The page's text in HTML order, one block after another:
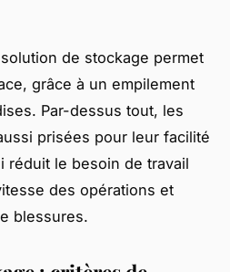
solution de stockage permet
grâce à un empilement
Par-dessus tout, les
prisées pour leur facilité
réduit le besoin de travail
des opérations et
blessures.